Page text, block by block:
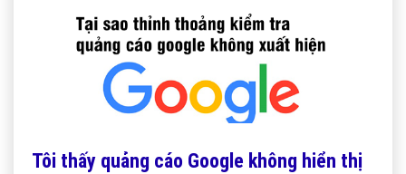
Tôi thấy quảng cáo Google không hiển thị